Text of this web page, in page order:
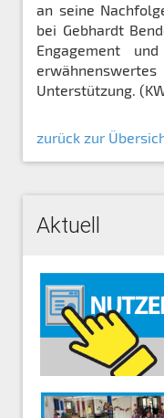
an seine
bei Gebhardt
Engagement
Unterstützung.
zurück zur
Aktuell